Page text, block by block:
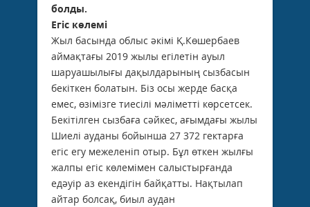
болды.
Егіс көлемі
Жыл басында облыс әкімі Қ.Көшербаев
аймақтағы 2019 жылы егілетін ауыл
шаруашылығы дақылдарының сызбасын
бекіткен болатын. Біз осы жерде басқа
емес, өзімізге тиесілі мәліметті көрсетсек.
Бекітілген сызбаға сәйкес, ағымдағы жылы
Шиелі ауданы бойынша 27 372 гектарға
егіс егу межеленіп отыр. Бұл өткен жылғы
жалпы егіс көлемімен салыстырғанда
едәуір аз екендігін байқатты. Нақтылап
айтар болсақ, биыл аудан